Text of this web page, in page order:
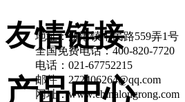
地址：泖港镇中民路559弄1号
全国免费电话：400-820-7720
电话：021-67752215
邮件：272406264@qq.com
网址：www.chinalongrong.com
友情链接
产品中心